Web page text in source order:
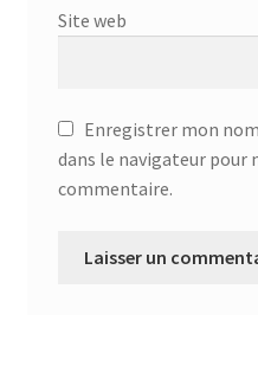
Site web
Enregistrer mon
dans le navigateur pour
commentaire.